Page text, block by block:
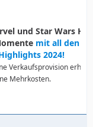
und Star Wars
mit all den
2024!
Verkaufsprovision
Mehrkosten.